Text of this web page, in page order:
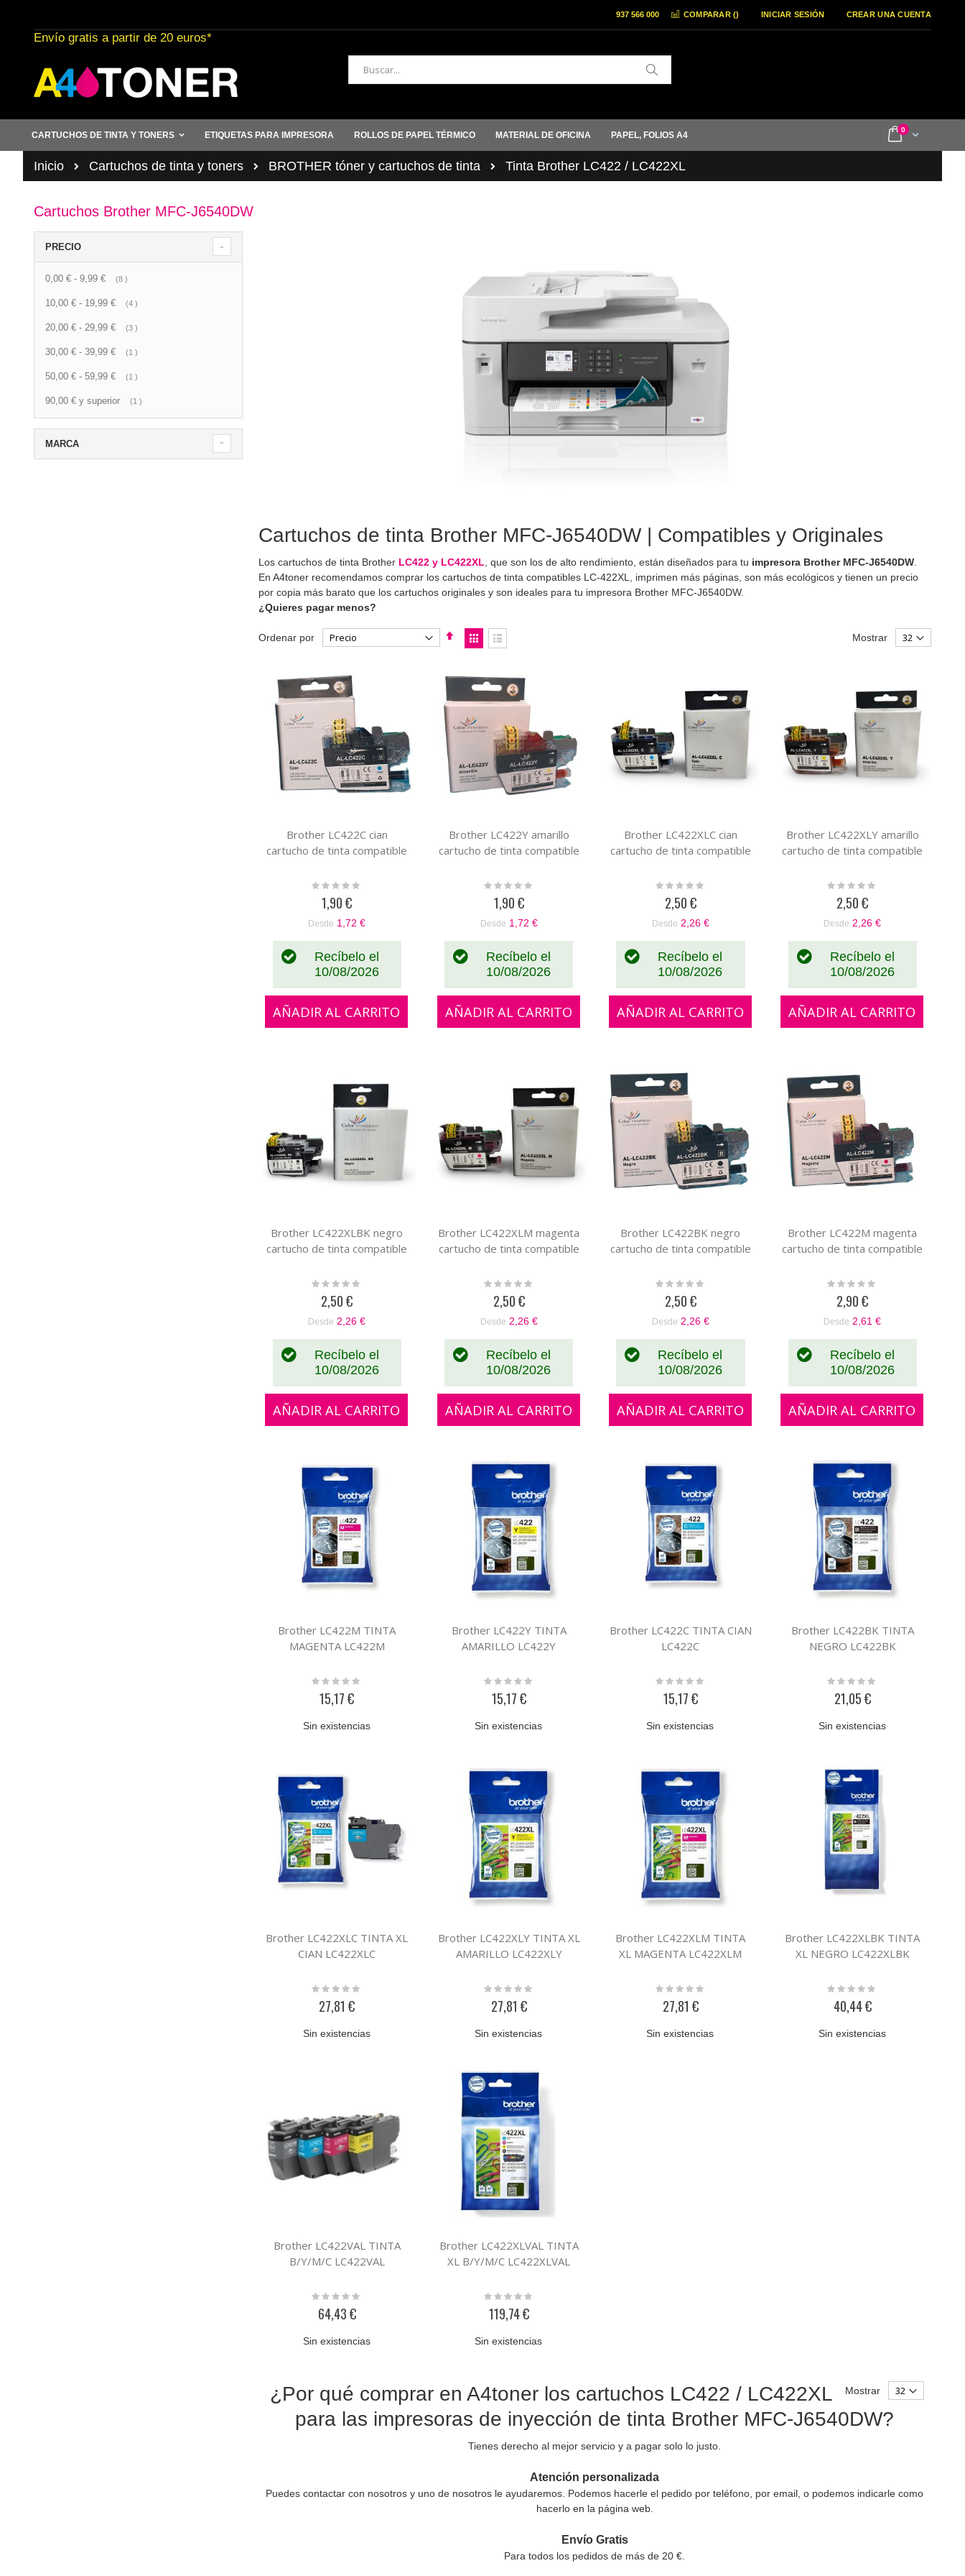
al
contenido
COMPARAR () INICIAR SESIÓN CREAR UNA CUENTA
937 566 000
Envío gratis a partir de 20 euros*
Buscar
Cart
0items
CARTUCHOS DE TINTA Y TONERS ETIQUETAS PARA IMPRESORA ROLLOS DE PAPEL TÉRMICO MATERIAL DE OFICINA PAPEL, FOLIOS A4
Inicio Cartuchos de tinta y toners BROTHER tóner y cartuchos de tinta Tinta Brother LC422 / LC422XL
Cartuchos Brother MFC-J6540DW
Cartuchos de tinta Brother MFC-J6540DW | Compatibles y Originales
Los cartuchos de tinta Brother LC422 y LC422XL , que son los de alto rendimiento, están diseñados para tu impresora Brother MFC-J6540DW.
En A4toner recomendamos comprar los cartuchos de tinta compatibles LC-422XL, imprimen más páginas, son más ecológicos y tienen un precio
por copia más barato que los cartuchos originales y son ideales para tu impresora Brother MFC-J6540DW.
¿Quieres pagar menos?
Ordenar por
Fijar
Dirección
Ver
como
Mostrar
Brother LC422C cian
cartucho de tinta compatible
Rating:
1,90 €
Desde 1,72 €
Recíbelo el
10/08/2026
AÑADIR AL CARRITO
Brother LC422Y amarillo
cartucho de tinta compatible
Rating:
1,90 €
Desde 1,72 €
Recíbelo el
10/08/2026
AÑADIR AL CARRITO
Brother LC422XLC cian
cartucho de tinta compatible
Rating:
2,50 €
Desde 2,26 €
Recíbelo el
10/08/2026
AÑADIR AL CARRITO
Brother LC422XLY amarillo
cartucho de tinta compatible
Rating:
2,50 €
Desde 2,26 €
Recíbelo el
10/08/2026
AÑADIR AL CARRITO
Brother LC422XLBK negro
cartucho de tinta compatible
Rating:
2,50 €
Desde 2,26 €
Recíbelo el
10/08/2026
AÑADIR AL CARRITO
Brother LC422XLM magenta
cartucho de tinta compatible
Rating:
2,50 €
Desde 2,26 €
Recíbelo el
10/08/2026
AÑADIR AL CARRITO
Brother LC422BK negro
cartucho de tinta compatible
Rating:
2,50 €
Desde 2,26 €
Recíbelo el
10/08/2026
AÑADIR AL CARRITO
Brother LC422M magenta
cartucho de tinta compatible
Rating:
2,90 €
Desde 2,61 €
Recíbelo el
10/08/2026
AÑADIR AL CARRITO
Brother LC422M TINTA
MAGENTA LC422M
Rating:
15,17 €
Sin existencias
Brother LC422Y TINTA
AMARILLO LC422Y
Rating:
15,17 €
Sin existencias
Brother LC422C TINTA CIAN
LC422C
Rating:
15,17 €
Sin existencias
Brother LC422BK TINTA
NEGRO LC422BK
Rating:
21,05 €
Sin existencias
Brother LC422XLC TINTA XL
CIAN LC422XLC
Rating:
27,81 €
Sin existencias
Brother LC422XLY TINTA XL
AMARILLO LC422XLY
Rating:
27,81 €
Sin existencias
Brother LC422XLM TINTA
XL MAGENTA LC422XLM
Rating:
27,81 €
Sin existencias
Brother LC422XLBK TINTA
XL NEGRO LC422XLBK
Rating:
40,44 €
Sin existencias
Brother LC422VAL TINTA
B/Y/M/C LC422VAL
Rating:
64,43 €
Sin existencias
Brother LC422XLVAL TINTA
XL B/Y/M/C LC422XLVAL
Rating:
119,74 €
Sin existencias
Mostrar
¿Por qué comprar en A4toner los cartuchos LC422 / LC422XL
para las impresoras de inyección de tinta Brother MFC-J6540DW?
Tienes derecho al mejor servicio y a pagar solo lo justo.
Atención personalizada
Puedes contactar con nosotros y uno de nosotros le ayudaremos. Podemos hacerle el pedido por teléfono, por email, o podemos indicarle como
hacerlo en la página web.
Envío Gratis
Para todos los pedidos de más de 20 €.
PRECIO
0,00 € - 9,99 € 8 artículo
10,00 € - 19,99 € 4 artículo
20,00 € - 29,99 € 3 artículo
30,00 € - 39,99 € 1 artículo
50,00 € - 59,99 € 1 artículo
90,00 € y superior 1 artículo
MARCA